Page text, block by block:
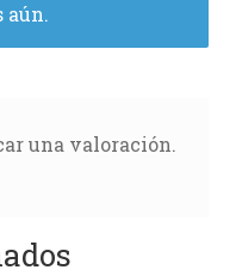
aún.
una valoración.